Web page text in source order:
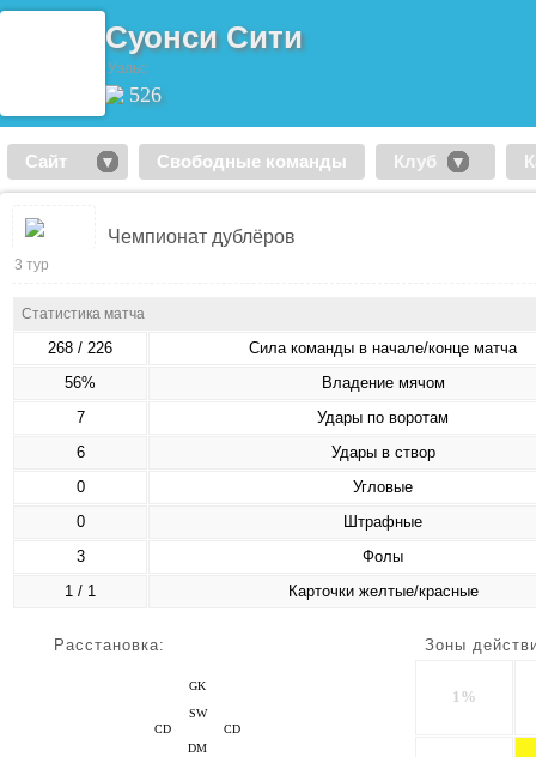
Суонси Сити
Уэльс
526
Сайт Свободные команды Клуб
Чемпионат дублёров
3 тур
Статистика матча
268 / 226
Сила команды в начале/конце матча
56%
Владение мячом
7
Удары по воротам
6
Удары в створ
0
Угловые
0
Штрафные
3
Фолы
1 / 1
Карточки желтые/красные
Расстановка:
GK
SW
DM
CD
CD
Зоны
1%